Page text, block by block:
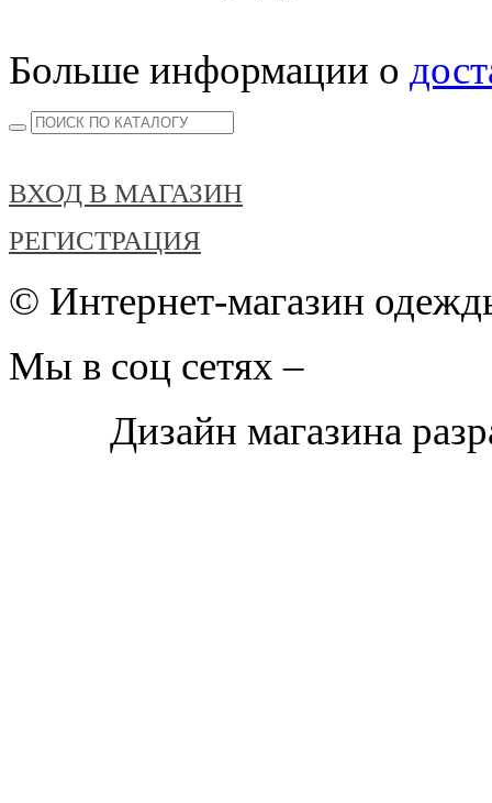
Больше информации о
ВХОД В МАГАЗИН
РЕГИСТРАЦИЯ
© Интернет-магазин
Мы в соц сетях –
Дизайн магазина